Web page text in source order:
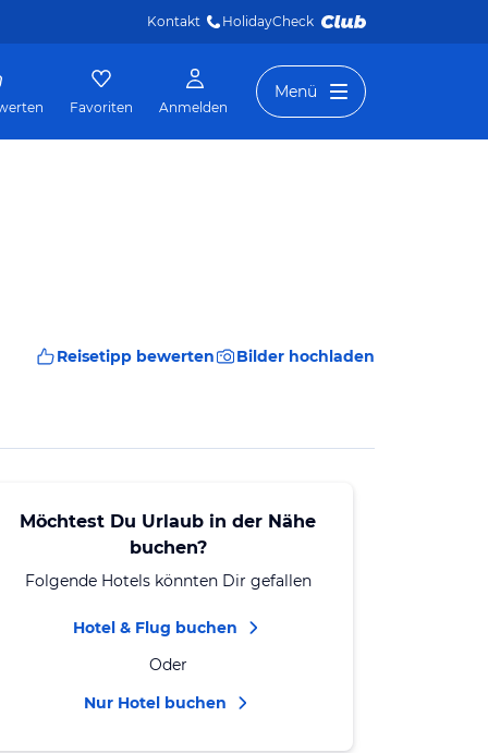
Kontakt HolidayCheck
Favoriten Anmelden
Menü
Reisetipp bewerten Bilder hochladen
Möchtest Du Urlaub in der Nähe
buchen?
Folgende Hotels könnten Dir gefallen
Hotel & Flug buchen
Oder
Nur Hotel buchen